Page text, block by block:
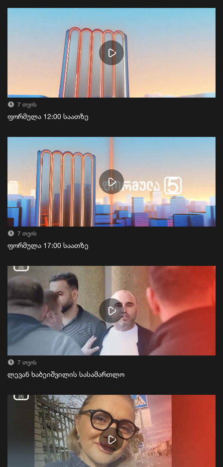
7 თვის
ფორმულა 12:00 საათზე
7 თვის
ფორმულა 17:00 საათზე
7 თვის
ლევან ხაბეიშვილის სასამართლო